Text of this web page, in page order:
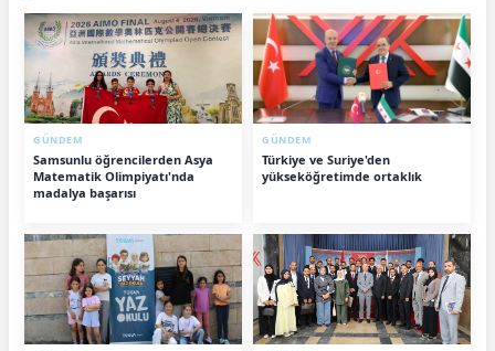
GÜNDEM
Samsunlu öğrencilerden Asya
Matematik Olimpiyatı'nda
madalya başarısı
GÜNDEM
Türkiye ve Suriye'den
yükseköğretimde ortaklık